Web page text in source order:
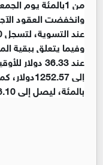
من 1بالمئة يوم الجمعة.
عند التسوية، لتسجل 3417.30 دولار للأوقية.
وفيما يتعلق ببقية
بالمئة، ليصل إلى 1036.10 دولار للأوقية.